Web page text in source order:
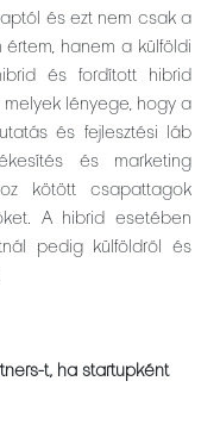
és ezt nem csak a
hanem a külföldi
és fordított hibrid
lényege, hogy a
és fejlesztési láb
és marketing
kötött csapattagok
A hibrid esetében
pedig külföldről és
t, ha startupként